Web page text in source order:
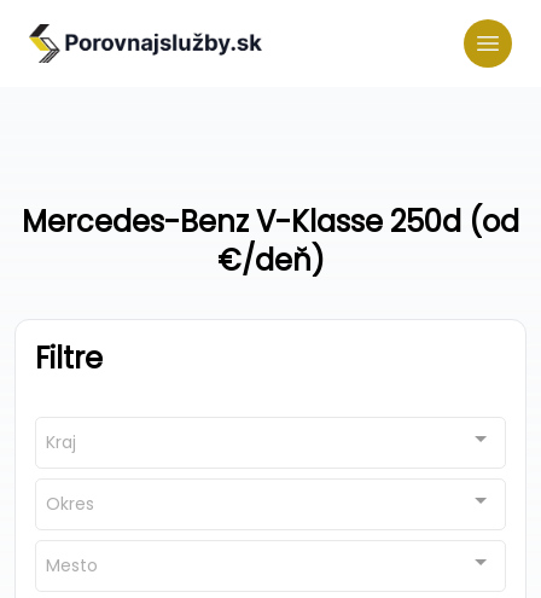
Mercedes-Benz V-Klasse 250d (od
€/deň)
Filtre
Kraj
Okres
Mesto